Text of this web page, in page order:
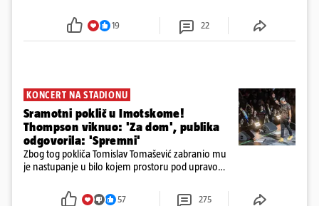
19 22
KONCERT NA STADIONU
Sramotni poklič u Imotskome!
Thompson viknuo: 'Za dom', publika
odgovorila: 'Spremni'
Zbog tog pokliča Tomislav Tomašević zabranio mu
je nastupanje u bilo kojem prostoru pod upravom
57 275